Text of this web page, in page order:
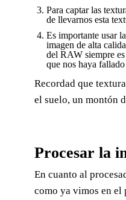
Para captar las
de llevarnos esta
Es importante usar
imagen de alta
del RAW siempre
que nos haya
Recordad que
el suelo, un montón
Procesar la
En cuanto al
como ya vimos en el